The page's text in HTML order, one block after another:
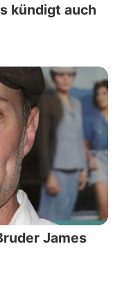
kündigt auch
James